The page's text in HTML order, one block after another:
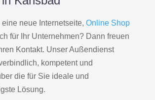
neue Internetseite, Online Shop
für Ihr Unternehmen? Dann freuen
Kontakt. Unser Außendienst
kompetent und
die für Sie ideale und
Lösung.